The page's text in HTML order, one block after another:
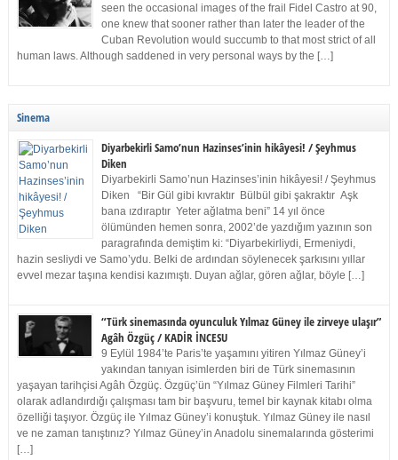
seen the occasional images of the frail Fidel Castro at 90,
one knew that sooner rather than later the leader of the
Cuban Revolution would succumb to that most strict of all
human laws. Although saddened in very personal ways by the […]
Sinema
Diyarbekirli Samo’nun Hazinses’inin hikâyesi! / Şeyhmus
Diken
Diyarbekirli Samo’nun Hazinses’inin hikâyesi! / Şeyhmus
Diken “Bir Gül gibi kıvraktır Bülbül gibi şakraktır Aşk
bana ızdıraptır Yeter ağlatma beni” 14 yıl önce
ölümünden hemen sonra, 2002’de yazdığım yazının son
paragrafında demiştim ki: “Diyarbekirliydi, Ermeniydi,
hazin sesliydi ve Samo’ydu. Belki de ardından söylenecek şarkısını yıllar
evvel mezar taşına kendisi kazımıştı. Duyan ağlar, gören ağlar, böyle […]
“Türk sinemasında oyunculuk Yılmaz Güney ile zirveye ulaşır”
Agâh Özgüç / KADİR İNCESU
9 Eylül 1984’te Paris’te yaşamını yitiren Yılmaz Güney’i
yakından tanıyan isimlerden biri de Türk sinemasının
yaşayan tarihçisi Agâh Özgüç. Özgüç’ün “Yılmaz Güney Filmleri Tarihi”
olarak adlandırdığı çalışması tam bir başvuru, temel bir kaynak kitabı olma
özelliği taşıyor. Özgüç ile Yılmaz Güney’i konuştuk. Yılmaz Güney ile nasıl
ve ne zaman tanıştınız? Yılmaz Güney’in Anadolu sinemalarında gösterimi
[…]